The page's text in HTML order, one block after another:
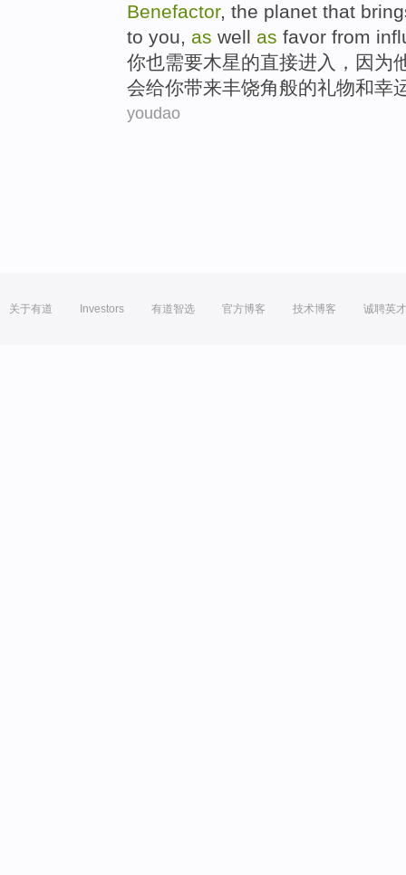
Benefactor, the planet that
to you, as well as favor from
你也需要木星的直接进入 ， 因为
会给你带来丰饶角般的礼物和幸
youdao
关于有道 Investors 有道智选 官方博客 技术博客 诚聘英才